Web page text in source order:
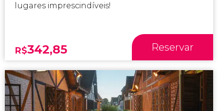
lugares imprescindíveis!
R$342,85 Reservar